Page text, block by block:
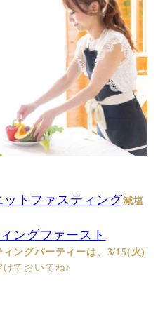
ットファスティング減塩
ングファースト
ングパーティーは、3/15(火)
ておいてね♪